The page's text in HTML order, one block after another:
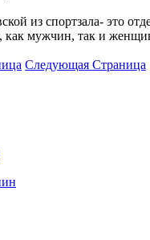
из спортзала- это
как мужчин, так и
Следующая Страница